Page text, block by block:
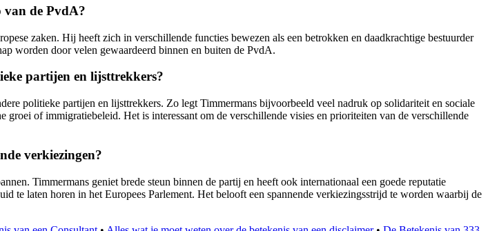
van de PvdA?
zaken. Hij heeft zich in verschillende functies bewezen als een betrokken en daadkrachtige bestuurder
worden door velen gewaardeerd binnen en buiten de PvdA.
partijen en lijsttrekkers?
politieke partijen en lijsttrekkers. Zo legt Timmermans bijvoorbeeld veel nadruk op solidariteit en sociale
of immigratiebeleid. Het is interessant om de verschillende visies en prioriteiten van de verschillende
verkiezingen?
Timmermans geniet brede steun binnen de partij en heeft ook internationaal een goede reputatie
te laten horen in het Europees Parlement. Het belooft een spannende verkiezingsstrijd te worden waarbij de